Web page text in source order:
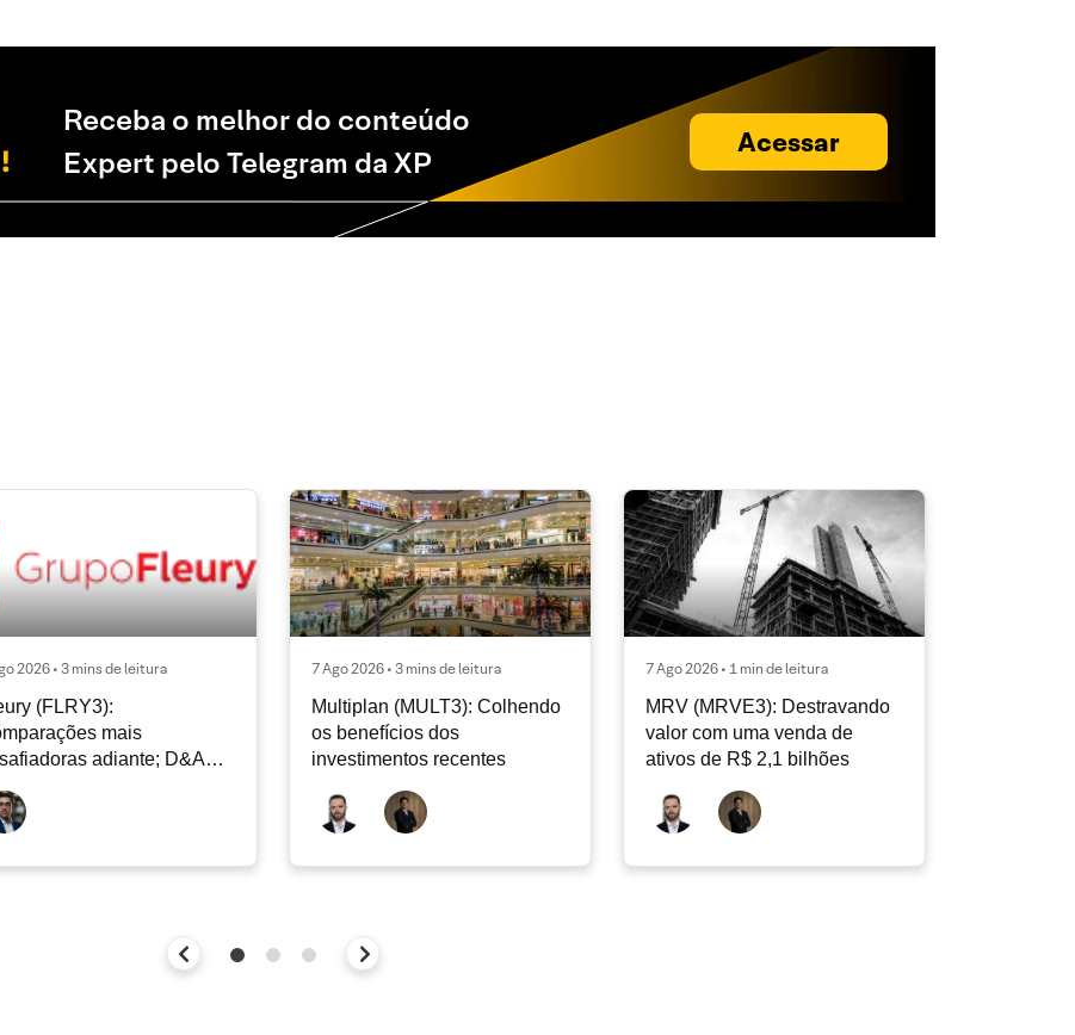
Receba o melhor do conteúdo
Expert pelo Telegram da XP
Acessar
2026 • 3 mins de leitura
(FLRY3):
mais
adiante; D&A
permanecer nos níveis
7 Ago 2026 • 3 mins de leitura
Multiplan (MULT3): Colhendo
os benefícios dos
investimentos recentes
7 Ago 2026 • 1 min de leitura
MRV (MRVE3): Destravando
valor com uma venda de
ativos de R$ 2,1 bilhões